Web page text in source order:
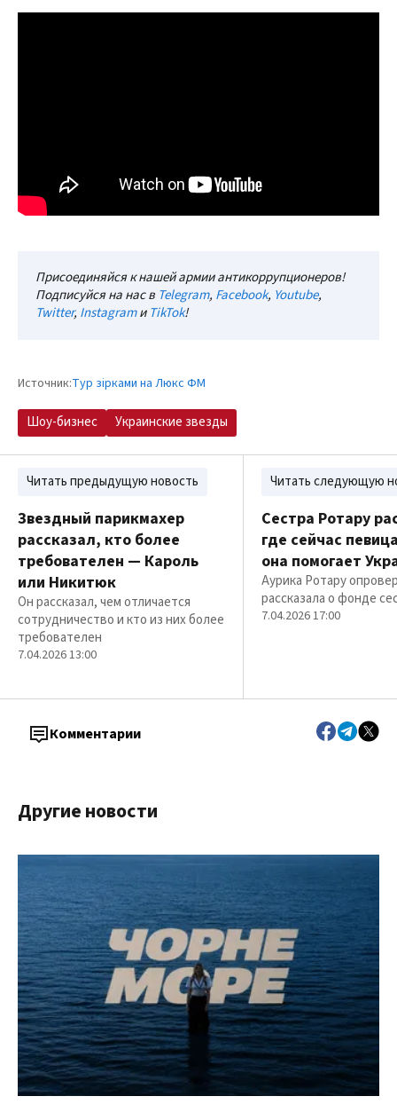
Присоединяйся к нашей армии антикоррупционеров!
Подписуйся на нас в Telegram, Facebook, Youtube,
Twitter, InstagramиTikTok!
Источник:Тур зірками на Люкс ФМ
Шоу-бизнес Украинские звезды
Читать предыдущую новость
Звездный парикмахер
рассказал, кто более
требователен — Кароль
или Никитюк
Он рассказал, чем отличается
сотрудничество и кто из них более
требователен
7.04.2026 13:00
Читать следующую
Сестра Ротару
где сейчас
она помогает
Аурика Ротару
рассказала о фонде
7.04.2026 17:00
Комментарии
Другие новости